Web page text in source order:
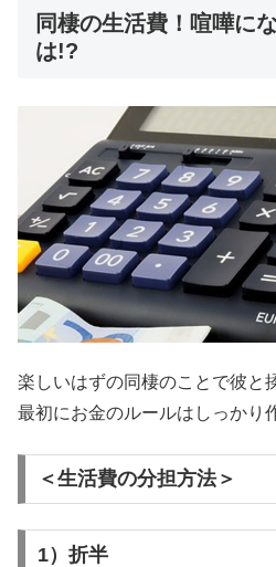
同棲の生活費！喧嘩に
は!?
楽しいはずの同棲のことで彼と
最初にお金のルールはしっかり
＜生活費の分担方法＞
1）折半